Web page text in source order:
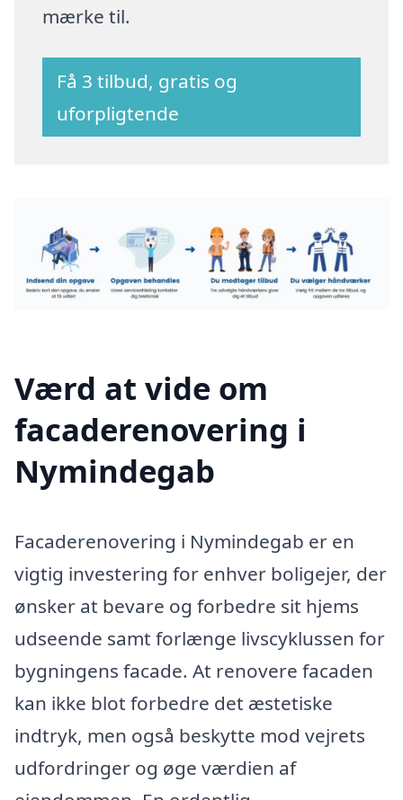
mærke til.
Få 3 tilbud, gratis og
uforpligtende
Værd at vide om
facaderenovering i
Nymindegab
Facaderenovering i Nymindegab er en
vigtig investering for enhver boligejer, der
ønsker at bevare og forbedre sit hjems
udseende samt forlænge livscyklussen for
bygningens facade. At renovere facaden
kan ikke blot forbedre det æstetiske
indtryk, men også beskytte mod vejrets
udfordringer og øge værdien af